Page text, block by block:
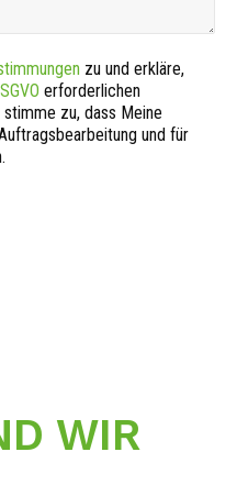
zu und erkläre,
erforderlichen
zu, dass Meine
und für
WIR